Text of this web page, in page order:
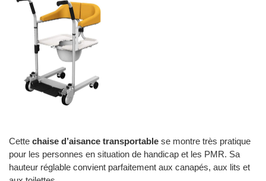
Cette chaise d’aisance transportable se montre très pratique
pour les personnes en situation de handicap et les PMR. Sa
hauteur réglable convient parfaitement aux canapés, aux lits et